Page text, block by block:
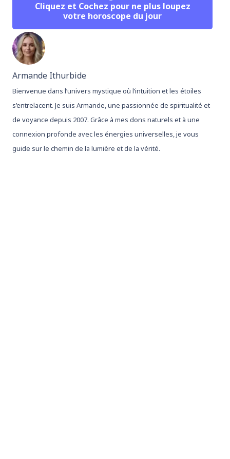
Cliquez et Cochez pour ne plus loupez
votre horoscope du jour
Armande Ithurbide
Bienvenue dans l’univers mystique où l’intuition et les étoiles
s’entrelacent. Je suis Armande, une passionnée de spiritualité et
de voyance depuis 2007. Grâce à mes dons naturels et à une
connexion profonde avec les énergies universelles, je vous
guide sur le chemin de la lumière et de la vérité.